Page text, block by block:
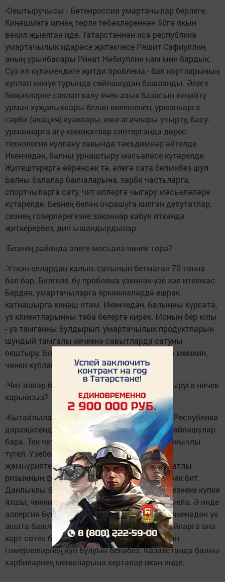
-Оештыручысы - Бөтенроссия умартачылар берлеге.
Киңәшмәгә илнең төрле төбәкләреннән 50гә якын
вәкил җыелган иде. Татарстаннан исә республика
умартачылык идарәсе җитәкчесе Рәшит Сафиуллин,
аның урынбасары Ринат Нәбиуллин һәм мин бардык.
Сүз ил күләмендәге җитди проблема - бал кортларының
күпләп кимүе турында сөйләшүдән башланды. Әлеге
бөҗәкләрне саклап калу өчен азык базасын киңәйтү -
урман хуҗалыклары белән килешенеп, урманнарга
сәрби (акация) куаклары, юкә агачлары утырту, басу-
урманнарга агу-химикатлар сиптергәндә дөрес
технология куллану хакында тәкъдимнәр әйтелде.
Икенчедән, балны урнаштыру мәсьәләсе күтәрелде.
Җитештерергә өйрәнсәк тә, әлегә сата белмибез шул.
Балны балалар бакчаларына, хәрби частьларга,
спортчыларга сату, чит илләргә чыгару мәсьәләләре
күтәрелде. Безнең белән очрашуга килгән депутатлар,
сезнең гозерләрегезне законнар кабул иткәндә
җиткерербез, дип ышандырдылар.
-Безнең районда әлеге мәсьәлә ничек тора?
-Үткән еллардан калып, сатылып бетмәгән 70 тонна
бал бар. Билгеле, бу проблема үзеннән-үзе хәл ителмәс.
Бердән, умартачыларга ярминкәләрдә ешрак
катнашырга киңәш итәм. Икенчедән, балыңны күрсәтә,
үз клиентларыңны таба белергә кирәк. Моның бер юлы
- үз тамгаңны булдырып, умартачылык продуктларын
шундый тамгалы кечкенә савытларда сатуны
оештыру. Болай табышны да күбрәк алырга мөмкин,
чөнки күпләп сату бәяләре түбән бит.
-Чит илләр белән сәүдә бәйләнешләре булдыруга ничек
карыйсыз?
-Кытайлылар белән элемтәгә чыктык инде. Республика
дәрәҗәсендә Канада һәм Германия белән сөйләшүләр
бара. Тик чит илләр белән эшләү бик үк ышанычлы
түгел. Үзебезнең балны үз җиребездә, үз
җөмһүриятебездә рекламаларга кирәк. Бу татлы
ризыкның файдасы даруларныкыннан күбрәк бит.
Данлыклы башкорт балына караганда үзебезнеке күпкә
яхшы, чөнки ул төрле-төрле чәчәкләрдән җыела. Ә инде
аллергия булмасын дисәң, балага балны кечкенәдән үк
ашата башларга кирәк. Япониядә, әнә, сабыйларга ана
корт сөтен бирә башлаганнар, ә ул илдә озын
гомерлеләрнең күп булуын беләбез. Казахстанда балны
хәрбиләрнең менюларына кертәләр икән инде.